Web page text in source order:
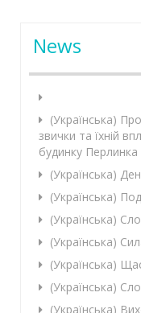
News
(Українська)
звички та їхній
будинку Перлинка
(Українська)
(Українська)
(Українська)
(Українська)
(Українська)
(Українська)
(Українська)